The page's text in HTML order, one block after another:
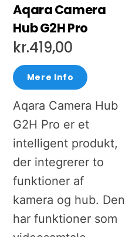
Aqara Camera
Hub G2H Pro
kr.419,00
Mere Info
Aqara Camera Hub
G2H Pro er et
intelligent produkt,
der integrerer to
funktioner af
kamera og hub. Den
har funktioner som